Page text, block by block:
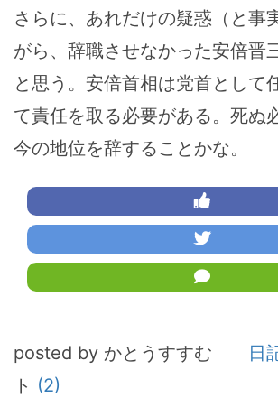
さらに、あれだけの疑惑（と事
がら、辞職させなかった安倍晋
と思う。安倍首相は党首として
て責任を取る必要がある。死ぬ
今の地位を辞することかな。
posted by かとうすすむ 日
ト (2)